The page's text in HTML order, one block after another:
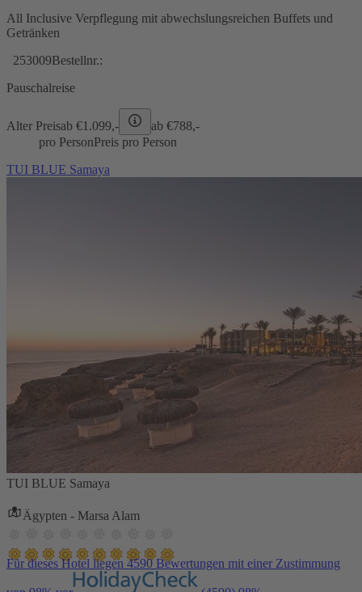
All Inclusive Verpflegung mit abwechslungsreichen Buffets und
Getränken
253009Bestellnr.:
Pauschalreise
Alter Preisab €1.099,- ab €788,-
pro PersonPreis pro Person
TUI BLUE Samaya
TUI BLUE Samaya
Ägypten - Marsa Alam
Für dieses Hotel liegen 4590 Bewertungen mit einer Zustimmung